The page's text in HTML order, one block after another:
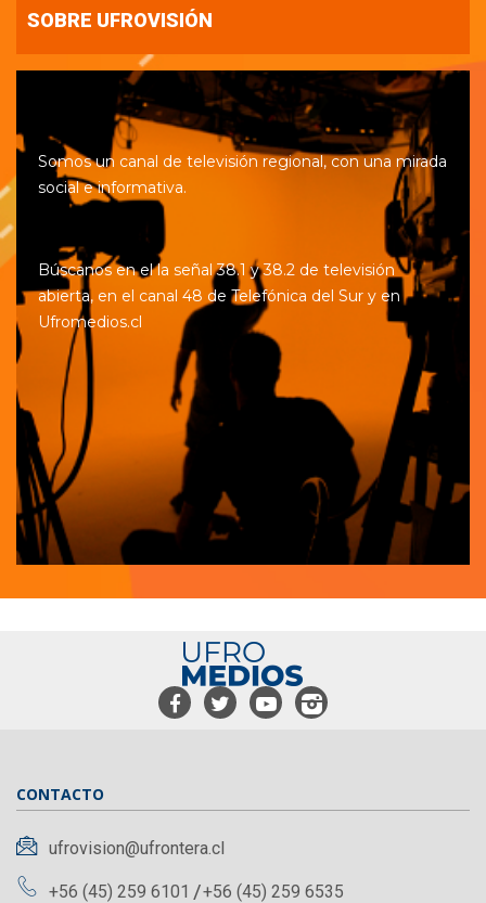
SOBRE UFROVISIÓN
Somos un canal de televisión regional, con una mirada
social e informativa.
Búscanos en el la señal 38.1 y 38.2 de televisión
abierta, en el canal 48 de Telefónica del Sur y en
Ufromedios.cl
CONTACTO
ufrovision@ufrontera.cl
+56 (45) 259 6101
+56 (45) 259 6535